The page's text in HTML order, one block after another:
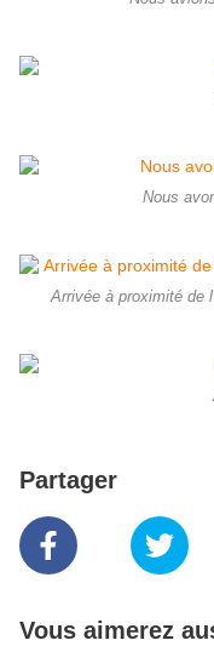
Nous
Arrivée à proximité de
Partager
Vous aimerez